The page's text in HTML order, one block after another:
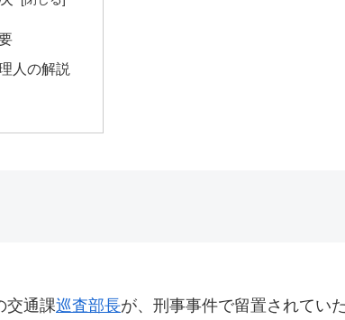
人の解説
交通課巡査部長が、刑事事件で留置されてい